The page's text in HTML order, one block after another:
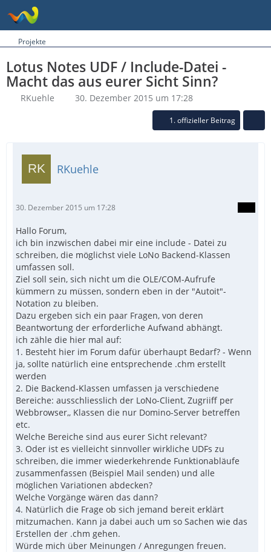
Projekte
Lotus Notes UDF / Include-Datei -
Macht das aus eurer Sicht Sinn?
RKuehle 30. Dezember 2015 um 17:28
1. offizieller Beitrag
RKuehle
30. Dezember 2015 um 17:28
Hallo Forum,
ich bin inzwischen dabei mir eine include - Datei zu
schreiben, die möglichst viele LoNo Backend-Klassen
umfassen soll.
Ziel soll sein, sich nicht um die OLE/COM-Aufrufe
kümmern zu müssen, sondern eben in der "Autoit"-
Notation zu bleiben.
Dazu ergeben sich ein paar Fragen, von deren
Beantwortung der erforderliche Aufwand abhängt.
ich zähle die hier mal auf:
1. Besteht hier im Forum dafür überhaupt Bedarf? - Wenn
ja, sollte natürlich eine entsprechende .chm erstellt
werden
2. Die Backend-Klassen umfassen ja verschiedene
Bereiche: ausschliesslich der LoNo-Client, Zugriiff per
Webbrowser,, Klassen die nur Domino-Server betreffen
etc.
Welche Bereiche sind aus eurer Sicht relevant?
3. Oder ist es vielleicht sinnvoller wirkliche UDFs zu
schreiben, die immer wiederkehrende Funktionabläufe
zusammenfassen (Beispiel Mail senden) und alle
möglichen Variationen abdecken?
Welche Vorgänge wären das dann?
4. Natürlich die Frage ob sich jemand bereit erklärt
mitzumachen. Kann ja dabei auch um so Sachen wie das
Erstellen der .chm gehen.
Würde mich über Meinungen / Anregungen freuen.